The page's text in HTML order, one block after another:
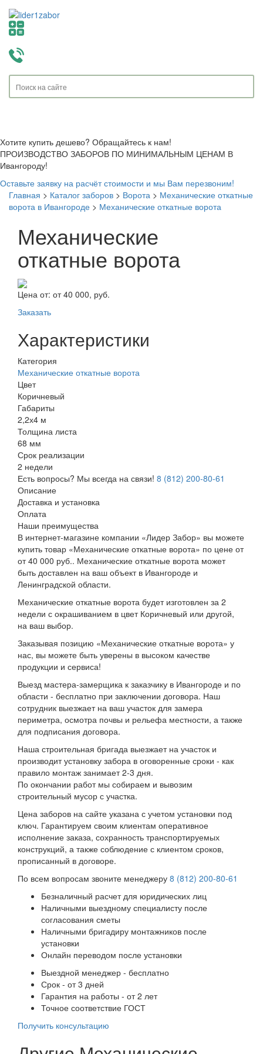
Хотите купить дешево? Обращайтесь к нам!
ПРОИЗВОДСТВО ЗАБОРОВ ПО МИНИМАЛЬНЫМ ЦЕНАМ В
Ивангороду!
Оставьте заявку на расчёт стоимости и мы Вам перезвоним!
Главная > Каталог заборов > Ворота > Механические откатные
ворота в Ивангороде > Механические откатные ворота
Механические
откатные ворота
Цена от: от 40 000, руб.
Заказать
Характеристики
Категория
Механические откатные ворота
Цвет
Коричневый
Габариты
2,2х4 м
Толщина листа
68 мм
Срок реализации
2 недели
Есть вопросы? Мы всегда на связи! 8 (812) 200-80-61
Описание
Доставка и установка
Оплата
Наши преимущества
В интернет-магазине компании «Лидер Забор» вы можете
купить товар «Механические откатные ворота» по цене от
от 40 000 руб.. Механические откатные ворота может
быть доставлен на ваш объект в Ивангороде и
Ленинградской области.
Механические откатные ворота будет изготовлен за 2
недели с окрашиванием в цвет Коричневый или другой,
на ваш выбор.
Заказывая позицию «Механические откатные ворота» у
нас, вы можете быть уверены в высоком качестве
продукции и сервиса!
Выезд мастера-замерщика к заказчику в Ивангороде и по
области - бесплатно при заключении договора. Наш
сотрудник выезжает на ваш участок для замера
периметра, осмотра почвы и рельефа местности, а также
для подписания договора.
Наша строительная бригада выезжает на участок и
производит установку забора в оговоренные сроки - как
правило монтаж занимает 2-3 дня.
По окончании работ мы собираем и вывозим
строительный мусор с участка.
Цена заборов на сайте указана с учетом установки под
ключ. Гарантируем своим клиентам оперативное
исполнение заказа, сохранность транспортируемых
конструкций, а также соблюдение с клиентом сроков,
прописанный в договоре.
По всем вопросам звоните менеджеру 8 (812) 200-80-61
Безналичный расчет для юридических лиц
Наличными выездному специалисту после
согласования сметы
Наличными бригадиру монтажников после
установки
Онлайн переводом после установки
Выездной менеджер - бесплатно
Срок - от 3 дней
Гарантия на работы - от 2 лет
Точное соответствие ГОСТ
Получить консультацию